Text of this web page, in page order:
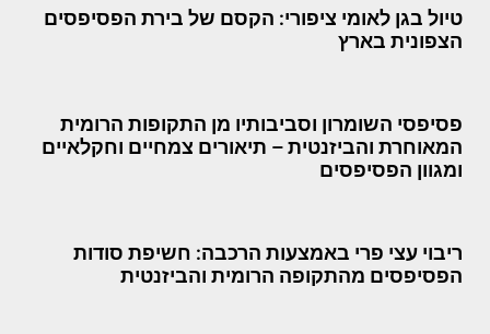
טיול בגן לאומי ציפורי: הקסם של בירת הפסיפסים
הצפונית בארץ
פסיפסי השומרון וסביבותיו מן התקופות הרומית
המאוחרת והביזנטית – תיאורים צמחיים וחקלאיים
ומגוון הפסיפסים
ריבוי עצי פרי באמצעות הרכבה: חשיפת סודות
הפסיפסים מהתקופה הרומית והביזנטית